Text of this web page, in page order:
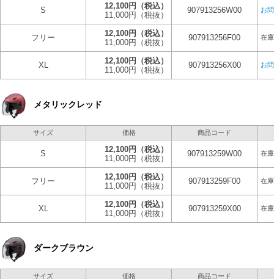
S 12,100円
（税込）
11,000円
（税抜）
907913256W00 お
フリー 12,100円
（税込）
11,000円
（税抜）
907913256F00 在
XL 12,100円
（税込）
11,000円
（税抜）
907913256X00 お
メタリックレッド
サイズ 価格 商品コード
S 12,100円
（税込）
11,000円
（税抜）
907913259W00 在
フリー 12,100円
（税込）
11,000円
（税抜）
907913259F00 在
XL 12,100円
（税込）
11,000円
（税抜）
907913259X00 在
ダークブラウン
サイズ 価格 商品コード